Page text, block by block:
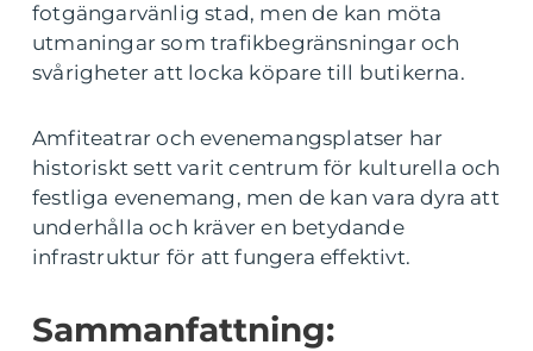
fotgängarvänlig stad, men de kan möta
utmaningar som trafikbegränsningar och
svårigheter att locka köpare till butikerna.
Amfiteatrar och evenemangsplatser har
historiskt sett varit centrum för kulturella och
festliga evenemang, men de kan vara dyra att
underhålla och kräver en betydande
infrastruktur för att fungera effektivt.
Sammanfattning: